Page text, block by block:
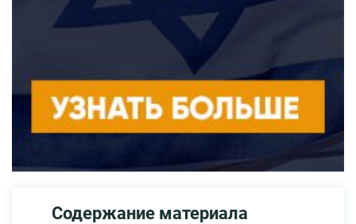
Содержание материала